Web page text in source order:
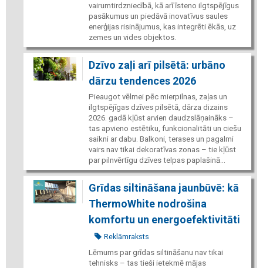
vairumtirdzniecībā, kā arī īsteno ilgtspējīgus
pasākumus un piedāvā inovatīvus saules
enerģijas risinājumus, kas integrēti ēkās, uz
zemes un vides objektos.
Dzīvo zaļi arī pilsētā: urbāno
dārzu tendences 2026
Pieaugot vēlmei pēc mierpilnas, zaļas un
ilgtspējīgas dzīves pilsētā, dārza dizains
2026. gadā kļūst arvien daudzslāņaināks –
tas apvieno estētiku, funkcionalitāti un ciešu
saikni ar dabu. Balkoni, terases un pagalmi
vairs nav tikai dekoratīvas zonas – tie kļūst
par pilnvērtīgu dzīves telpas paplašinā...
Grīdas siltināšana jaunbūvē: kā
ThermoWhite nodrošina
komfortu un energoefektivitāti
Reklāmraksts
Lēmums par grīdas siltināšanu nav tikai
tehnisks – tas tieši ietekmē mājas